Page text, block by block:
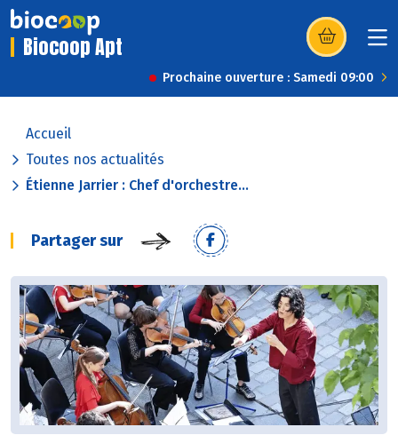
Biocoop Apt (s’ouvre dans
Prochaine ouverture : Samedi 09:00
Accueil
Toutes nos actualités
Étienne Jarrier : Chef d'orchestre...
Partager sur